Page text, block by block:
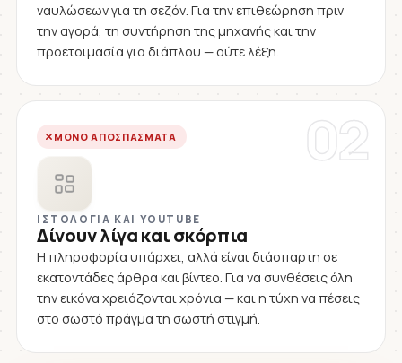
ναυλώσεων για τη σεζόν. Για την επιθεώρηση πριν
την αγορά, τη συντήρηση της μηχανής και την
προετοιμασία για διάπλου — ούτε λέξη.
02
ΜΌΝΟ ΑΠΟΣΠΆΣΜΑΤΑ
ΙΣΤΟΛΌΓΙΑ ΚΑΙ YOUTUBE
Δίνουν λίγα και σκόρπια
Η πληροφορία υπάρχει, αλλά είναι διάσπαρτη σε
εκατοντάδες άρθρα και βίντεο. Για να συνθέσεις όλη
την εικόνα χρειάζονται χρόνια — και η τύχη να πέσεις
στο σωστό πράγμα τη σωστή στιγμή.